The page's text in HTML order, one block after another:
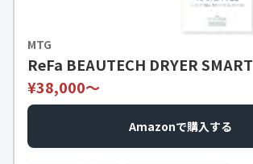
MTG
ReFa BEAUTECH DRYER SMART
¥38,000〜
Amazonで購入する